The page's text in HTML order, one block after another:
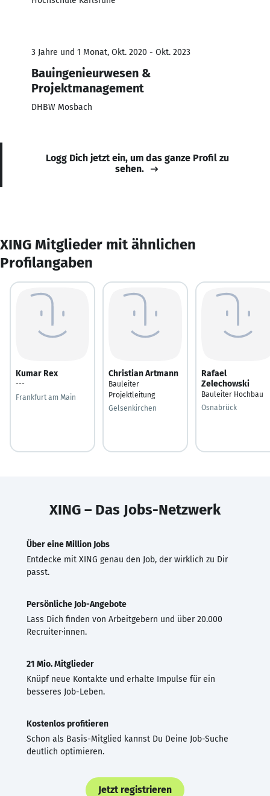
3 Jahre und 1 Monat, Okt. 2020 - Okt. 2023
Bauingenieurwesen &
Projektmanagement
DHBW Mosbach
Logg Dich jetzt ein, um das ganze Profil zu
sehen.
XING Mitglieder mit ähnlichen
Profilangaben
Kumar Rex
---
Frankfurt am Main
Christian Artmann
Bauleiter
Projektleitung
Gelsenkirchen
Rafael
Zelechowski
Bauleiter Hochbau
Osnabrück
XING – Das Jobs-Netzwerk
Über eine Million Jobs
Entdecke mit XING genau den Job, der wirklich zu Dir
passt.
Persönliche Job-Angebote
Lass Dich finden von Arbeitgebern und über 20.000
Recruiter·innen.
21 Mio. Mitglieder
Knüpf neue Kontakte und erhalte Impulse für ein
besseres Job-Leben.
Kostenlos profitieren
Schon als Basis-Mitglied kannst Du Deine Job-Suche
deutlich optimieren.
Jetzt registrieren